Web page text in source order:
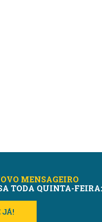
MENSAGEIRO
TODA QUINTA-FEIRA:
JÁ!